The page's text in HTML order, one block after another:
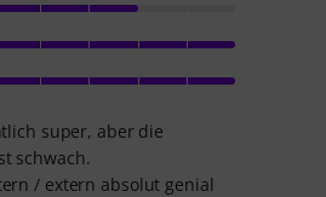
super, aber die
schwach.
/ extern absolut genial